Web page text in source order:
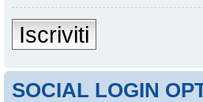
Iscriviti
SOCIAL LOGIN